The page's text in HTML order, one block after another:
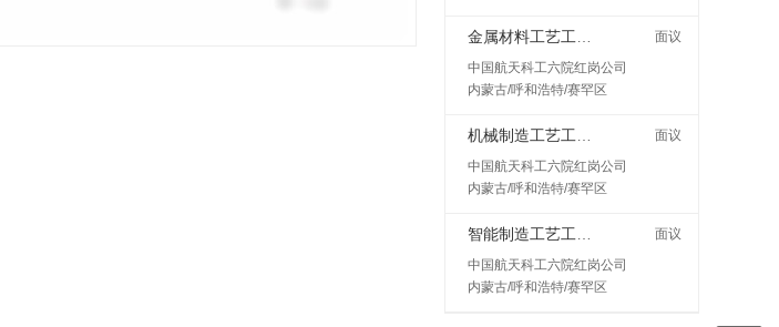
面议
中国航天科工六院红岗公司
内蒙古/呼和浩特/赛罕区
面议
中国航天科工六院红岗公司
内蒙古/呼和浩特/赛罕区
面议
中国航天科工六院红岗公司
内蒙古/呼和浩特/赛罕区